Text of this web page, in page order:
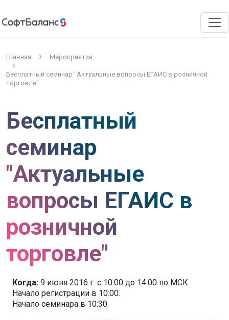
Главная Мероприятия
Бесплатный семинар "Актуальные вопросы ЕГАИС в розничной
торговле"
Бесплатный
семинар
"Актуальные
вопросы ЕГАИС в
розничной
торговле"
Когда: 9 июня 2016 г. c 10:00 до 14:00 по МСК
Начало регистрации в 10:00.
Начало семинара в 10:30.